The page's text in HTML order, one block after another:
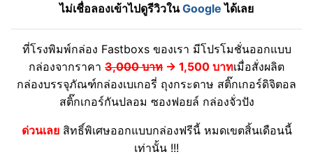
ไม่เชื่อลองเข้าไปดูรีวิวในGoogle ได้เลย
ที่โรงพิมพ์กล่อง Fastboxs ของเรา มีโปรโมชั่นออกแบบ
กล่องจากราคา 3,000 บาท → 1,500 บาทเมื่อสั่งผลิต
กล่องบรรจุภัณฑ์กล่องเบเกอรี่ ถุงกระดาษ สติ๊กเกอร์ดิจิตอล
สติ๊กเกอร์กันปลอม ซองฟอยล์ กล่องจั่วปัง
ด่วนเลยสิทธิ์พิเศษออกแบบกล่องฟรีนี้ หมดเขตสิ้นเดือนนี้
เท่านั้น !!!